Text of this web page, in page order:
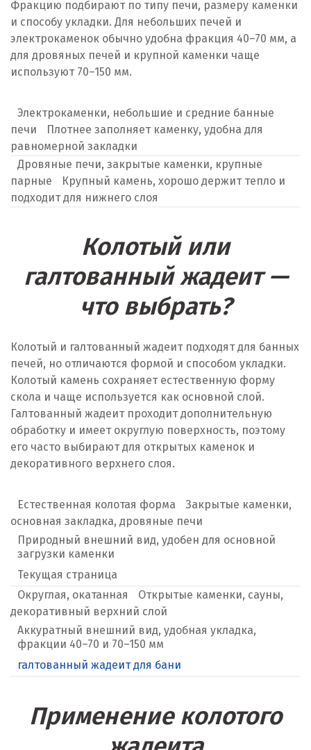
Фракцию подбирают по типу печи, размеру каменки
и способу укладки. Для небольших печей и
электрокаменок обычно удобна фракция 40–70 мм, а
для дровяных печей и крупной каменки чаще
используют 70–150 мм.
Электрокаменки, небольшие и средние банные
печи
Плотнее заполняет каменку, удобна для
равномерной закладки
Дровяные печи, закрытые каменки, крупные
парные
Крупный камень, хорошо держит тепло и
подходит для нижнего слоя
Колотый или
галтованный жадеит —
что выбрать?
Колотый и галтованный жадеит подходят для банных
печей, но отличаются формой и способом укладки.
Колотый камень сохраняет естественную форму
скола и чаще используется как основной слой.
Галтованный жадеит проходит дополнительную
обработку и имеет округлую поверхность, поэтому
его часто выбирают для открытых каменок и
декоративного верхнего слоя.
Естественная колотая форма
Закрытые каменки,
основная закладка, дровяные печи
Природный внешний вид, удобен для основной
загрузки каменки
Текущая страница
Округлая, окатанная
Открытые каменки, сауны,
декоративный верхний слой
Аккуратный внешний вид, удобная укладка,
фракции 40–70 и 70–150 мм
галтованный жадеит для бани
Применение колотого